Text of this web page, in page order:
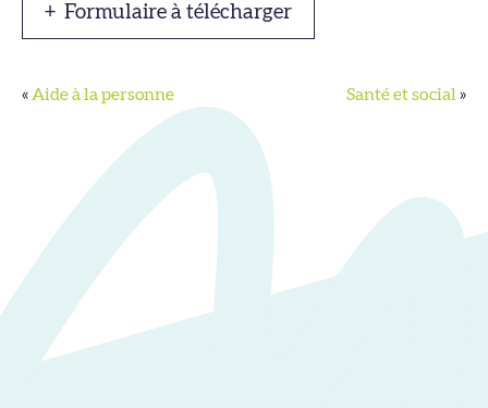
Formulaire à télécharger
« Aide à la personne Santé et social »